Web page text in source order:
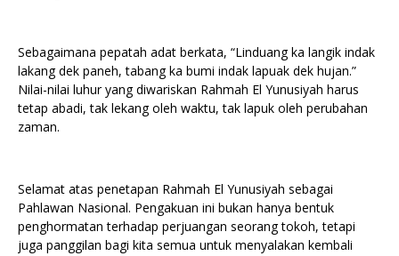
Sebagaimana pepatah adat berkata, “Linduang ka langik indak
lakang dek paneh, tabang ka bumi indak lapuak dek hujan.”
Nilai-nilai luhur yang diwariskan Rahmah El Yunusiyah harus
tetap abadi, tak lekang oleh waktu, tak lapuk oleh perubahan
zaman.
Selamat atas penetapan Rahmah El Yunusiyah sebagai
Pahlawan Nasional. Pengakuan ini bukan hanya bentuk
penghormatan terhadap perjuangan seorang tokoh, tetapi
juga panggilan bagi kita semua untuk menyalakan kembali